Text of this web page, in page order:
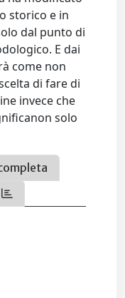
storico e in
dal punto di
E dai
come non
di fare di
invece che
solo